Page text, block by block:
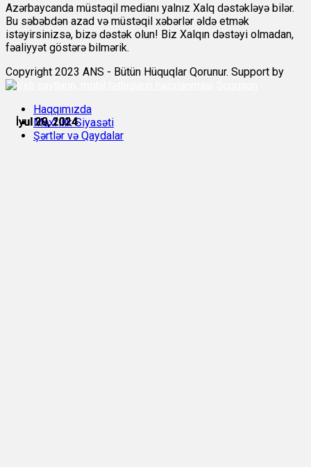
İyul 29, 2024
İyul 29, 2024
İyul 29, 2024
İyul 29, 2024
İyul 29, 2024
İyul 30, 2024
Azərbaycanda müstəqil medianı yalnız Xalq dəstəkləyə bilər.
Bu səbəbdən azad və müstəqil xəbərlər əldə etmək
istəyirsinizsə, bizə dəstək olun! Biz Xalqın dəstəyi olmadan,
fəaliyyət göstərə bilmərik.
Copyright 2023 ANS - Bütün Hüquqlar Qorunur. Support by
Haqqımızda
Məxfilik Siyasəti
Şərtlər və Qaydalar